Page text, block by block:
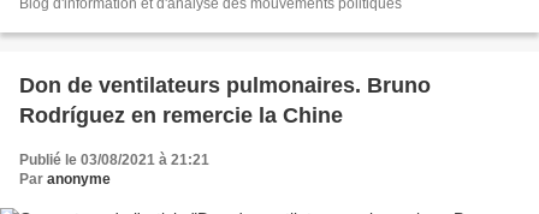
Blog d'information et d'analyse des mouvements politiques
Don de ventilateurs pulmonaires. Bruno
Rodríguez en remercie la Chine
Publié le 03/08/2021 à 21:21
Par anonyme